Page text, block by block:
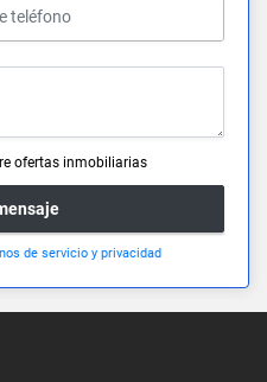
ofertas inmobiliarias
de servicio y privacidad